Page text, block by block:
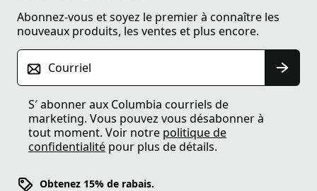
Abonnez-vous et soyez le premier à connaître les
nouveaux produits, les ventes et plus encore.
Courriel
S′ abonner aux Columbia courriels de
marketing. Vous pouvez vous désabonner à
tout moment. Voir notre politique de
confidentialité pour plus de détails.
Obtenez 15% de rabais.